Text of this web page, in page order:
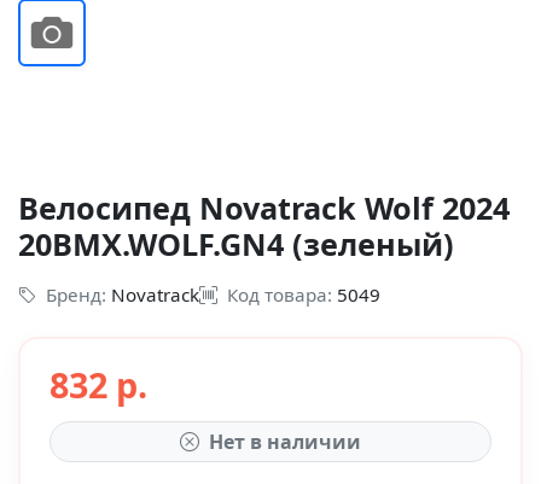
Велосипед Novatrack Wolf 2024
20BMX.WOLF.GN4 (зеленый)
Бренд: Novatrack Код товара: 5049
832 р.
Нет в наличии